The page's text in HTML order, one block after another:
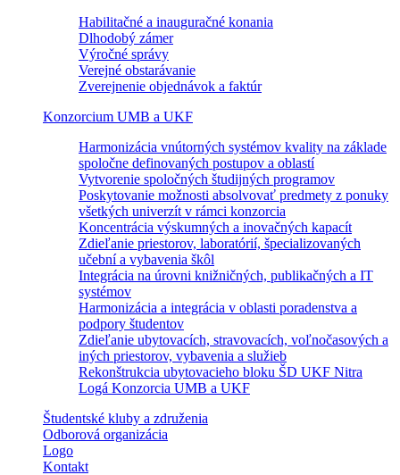
Habilitačné a inauguračné konania
Dlhodobý zámer
Výročné správy
Verejné obstarávanie
Zverejnenie objednávok a faktúr
Konzorcium UMB a UKF
Harmonizácia vnútorných systémov kvality na základe
spoločne definovaných postupov a oblastí
Vytvorenie spoločných študijných programov
Poskytovanie možnosti absolvovať predmety z ponuky
všetkých univerzít v rámci konzorcia
Koncentrácia výskumných a inovačných kapacít
Zdieľanie priestorov, laboratórií, špecializovaných
učební a vybavenia škôl
Integrácia na úrovni knižničných, publikačných a IT
systémov
Harmonizácia a integrácia v oblasti poradenstva a
podpory študentov
Zdieľanie ubytovacích, stravovacích, voľnočasových a
iných priestorov, vybavenia a služieb
Rekonštrukcia ubytovacieho bloku ŠD UKF Nitra
Logá Konzorcia UMB a UKF
Študentské kluby a združenia
Odborová organizácia
Logo
Kontakt